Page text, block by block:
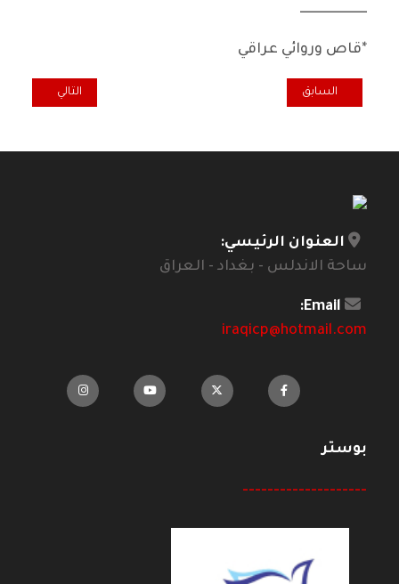
ـــــــــــــــــــــــــ
*قاص وروائي عراقي
المقال السابق: أمين الزاوي يروي الحراك الجزائري في مرآة التاريخ
السابق المقال التالي:
التالي
العنوان الرئيسي:
ساحة الاندلس - بغداد - العراق
Email:
iraqicp@hotmail.com
بوستر
--------------------